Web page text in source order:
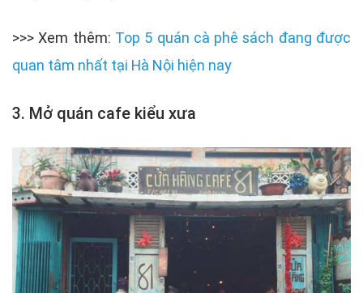
>>> Xem thêm: Top 5 quán cà phê sách đang được
quan tâm nhất tại Hà Nội hiện nay
3. Mở quán cafe kiểu xưa